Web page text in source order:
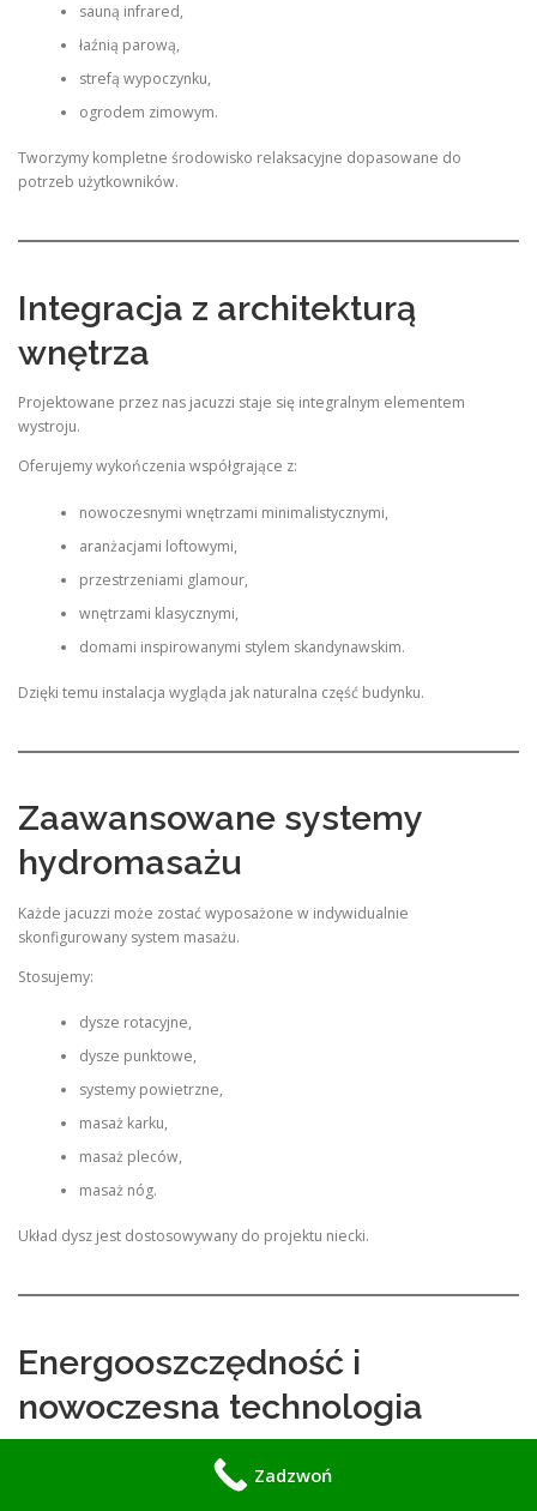
sauną infrared,
łaźnią parową,
strefą wypoczynku,
ogrodem zimowym.
Tworzymy kompletne środowisko relaksacyjne dopasowane do
potrzeb użytkowników.
Integracja z architekturą
wnętrza
Projektowane przez nas jacuzzi staje się integralnym elementem
wystroju.
Oferujemy wykończenia współgrające z:
nowoczesnymi wnętrzami minimalistycznymi,
aranżacjami loftowymi,
przestrzeniami glamour,
wnętrzami klasycznymi,
domami inspirowanymi stylem skandynawskim.
Dzięki temu instalacja wygląda jak naturalna część budynku.
Zaawansowane systemy
hydromasażu
Każde jacuzzi może zostać wyposażone w indywidualnie
skonfigurowany system masażu.
Stosujemy:
dysze rotacyjne,
dysze punktowe,
systemy powietrzne,
masaż karku,
masaż pleców,
masaż nóg.
Układ dysz jest dostosowywany do projektu niecki.
Energooszczędność i
nowoczesna technologia
Nowoczesne jacuzzi musi być nie tylko komfortowe, ale również
Zadzwoń